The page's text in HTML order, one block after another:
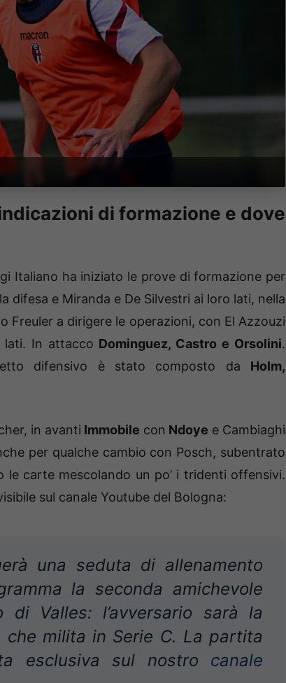
di formazione e dove
Italiano ha iniziato le prove di formazione per
difesa e Miranda e De Silvestri ai loro lati, nella
Freuler a dirigere le operazioni, con El Azzouzi
lati. In attacco Dominguez, Castro e Orsolini.
difensivo è stato composto da Holm,
in avanti Immobile con Ndoye e Cambiaghi
per qualche cambio con Posch, subentrato
carte mescolando un po’ i tridenti offensivi.
sul canale Youtube del Bologna:
una seduta di allenamento
la seconda amichevole
Valles: l’avversario sarà la
che milita in Serie C. La partita
esclusiva sul nostro canale